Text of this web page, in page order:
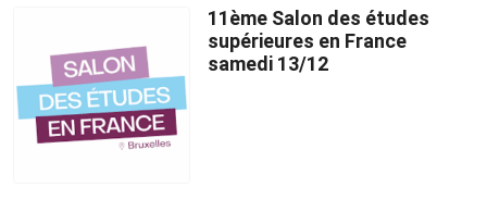
11ème Salon des études
supérieures en France
samedi 13/12